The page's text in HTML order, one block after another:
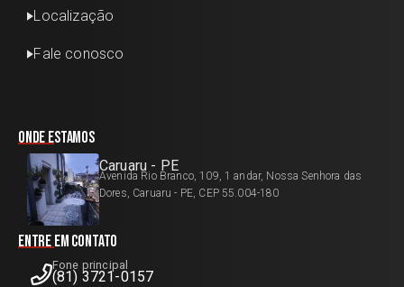
Localização
Fale conosco
Onde estamos
Caruaru - PE
Avenida Rio Branco, 109, 1 andar, Nossa Senhora das
Dores, Caruaru - PE, CEP 55.004-180
Entre em contato
Fone principal
(81) 3721-0157